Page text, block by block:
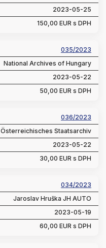
2023-05-25
150,00 EUR s DPH
035/2023
National Archives of Hungary
2023-05-22
50,00 EUR s DPH
036/2023
Österreichisches Staatsarchiv
2023-05-22
30,00 EUR s DPH
034/2023
Jaroslav Hruška JH AUTO
2023-05-19
60,00 EUR s DPH